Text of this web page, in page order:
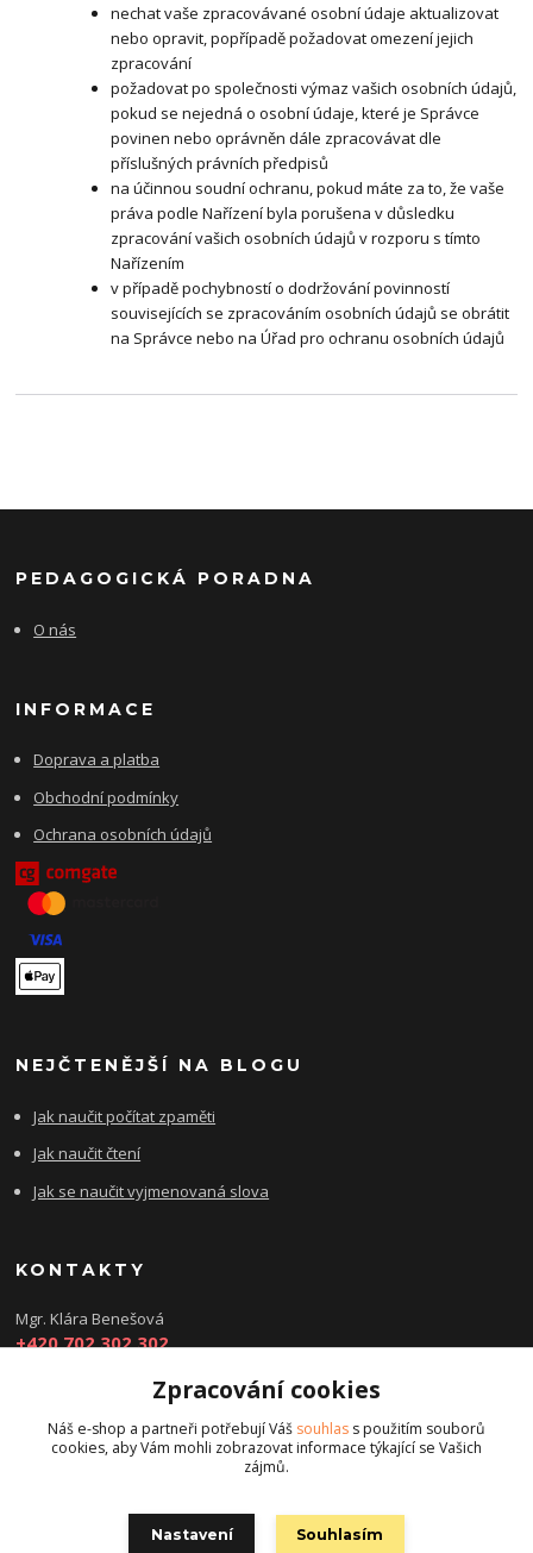
nechat vaše zpracovávané osobní údaje aktualizovat
nebo opravit, popřípadě požadovat omezení jejich
zpracování
požadovat po společnosti výmaz vašich osobních údajů,
pokud se nejedná o osobní údaje, které je Správce
povinen nebo oprávněn dále zpracovávat dle
příslušných právních předpisů
na účinnou soudní ochranu, pokud máte za to, že vaše
práva podle Nařízení byla porušena v důsledku
zpracování vašich osobních údajů v rozporu s tímto
Nařízením
v případě pochybností o dodržování povinností
souvisejících se zpracováním osobních údajů se obrátit
na Správce nebo na Úřad pro ochranu osobních údajů
PEDAGOGICKÁ PORADNA
O nás
INFORMACE
Doprava a platba
Obchodní podmínky
Ochrana osobních údajů
NEJČTENĚJŠÍ NA BLOGU
Jak naučit počítat zpaměti
Jak naučit čtení
Jak se naučit vyjmenovaná slova
KONTAKTY
Mgr. Klára Benešová
+420 702 302 302
kbenesovaporadna@seznam.cz
Zpracování cookies
Náš e-shop a partneři potřebují Váš souhlas s použitím souborů
cookies, aby Vám mohli zobrazovat informace týkající se Vašich
zájmů.
Nastavení Souhlasím